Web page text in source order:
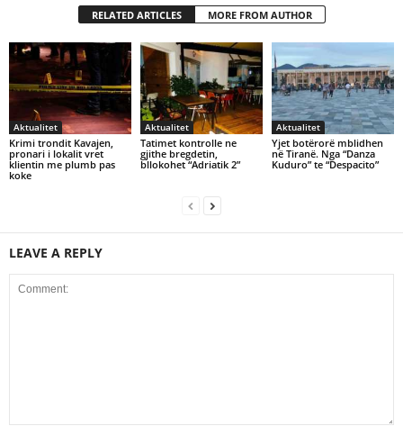
RELATED ARTICLES MORE FROM AUTHOR
Aktualitet
Krimi trondit Kavajen,
pronari i lokalit vret
klientin me plumb pas
koke
Aktualitet
Tatimet kontrolle ne
gjithe bregdetin,
bllokohet “Adriatik 2”
Aktualitet
Yjet botërorë mblidhen
në Tiranë. Nga “Danza
Kuduro” te “Despacito”
LEAVE A REPLY